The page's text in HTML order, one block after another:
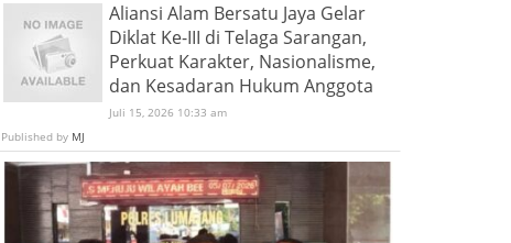
Aliansi Alam Bersatu Jaya Gelar
Diklat Ke-III di Telaga Sarangan,
Perkuat Karakter, Nasionalisme,
dan Kesadaran Hukum Anggota
Juli 15, 2026 10:33 am
Published by MJ